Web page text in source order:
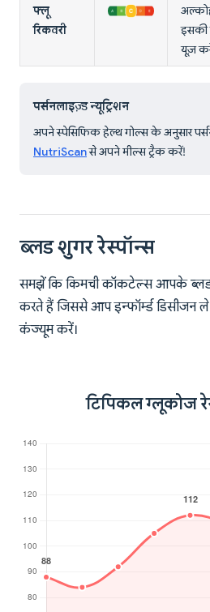
फ्लू
रिकवरी
इसकी
यूज़
पर्सनलाइज़्ड न्यूट्रिशन
अपने स्पेसिफिक हेल्थ गोल्स के अनुसार
NutriScanसे अपने मील्स ट्रैक करें!
ब्लड शुगर रेस्पॉन्स
समझें कि किमची कॉकटेल्स आपके ब्लड
करते हैं जिससे आप इन्फॉर्म्ड
कंज्यूम करें।
टिपिकल ग्लूकोज